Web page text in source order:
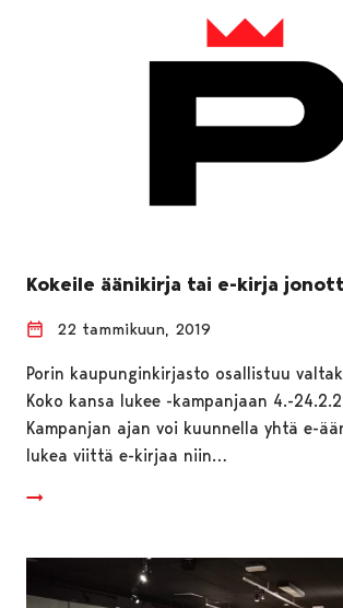
Kokeile äänikirja tai e-kirja
22 tammikuun, 2019
Porin kaupunginkirjasto osallistuu
Koko kansa lukee -kampanjaan 4.-
Kampanjan ajan voi kuunnella yhtä e-
lukea viittä e-kirjaa niin…